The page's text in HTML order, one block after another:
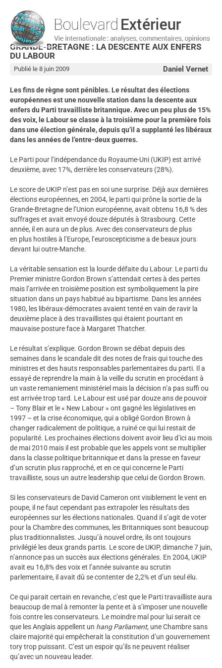
GRANDE-BRETAGNE : LA DESCENTE AUX ENFERS
DU LABOUR
Daniel Vernet
Publié le 8 juin 2009
Les fins de règne sont pénibles. Le résultat des élections
européennes est une nouvelle station dans la descente aux
enfers du Parti travailliste britannique. Avec un peu plus de 15%
des voix, le Labour se classe à la troisième pour la première fois
dans une élection générale, depuis qu’il a supplanté les libéraux
dans les années de l’entre-deux guerres.
Le Parti pour l’indépendance du Royaume-Uni (UKIP) est arrivé
deuxième, avec 17%, derrière les conservateurs (28%).
Le score de UKIP n’est pas en soi une surprise. Déjà aux dernières
élections européennes, en 2004, le parti qui prône la sortie de la
Grande-Bretagne de l’Union européenne, avait obtenu 16,8 % des
suffrages et avait envoyé douze députés à Strasbourg. Cette
année, il en aura un de plus. Avec des conservateurs de plus
en plus hostiles à l’Europe, l’euroscepticisme a de beaux jours
devant lui outre-Manche.
La véritable sensation est la lourde défaite du Labour. Le parti du
Premier ministre Gordon Brown s’attendait certes à des pertes
mais l’arrivée en troisième position est symboliquement la pire
situation dans un pays habitué au bipartisme. Dans les années
1980, les libéraux-démocrates avaient tenté en vain de ravir la
deuxième place à des travaillistes qui étaient pourtant en
mauvaise posture face à Margaret Thatcher.
Le résultat s’explique. Gordon Brown se débat depuis des
semaines dans le scandale dit des notes de frais qui touche des
ministres et des hauts responsables parlementaires du parti. Il a
essayé de reprendre la main à la veille du scrutin en procédant à
un vaste remaniement ministériel mais la décision n’a pas suffi ou
est arrivée trop tard. Le Labour est usé par douze ans de pouvoir
– Tony Blair et le « New Labour » ont gagné les législatives en
1997 – et la crise économique, qui a obligé Gordon Brown à
changer radicalement de politique, a ruiné ce qui lui restait de
popularité. Les prochaines élections doivent avoir lieu d’ici au mois
de mai 2010 mais il est probable que les appels vont se multiplier
dans la classe politique britannique et dans la presse en faveur
d’un scrutin plus rapproché, et en ce qui concerne le Parti
travailliste, sous un autre leadership que celui de Gordon Brown.
Si les conservateurs de David Cameron ont visiblement le vent en
poupe, il ne faut cependant pas extrapoler les résultats des
européennes sur les élections nationales. Quand il s’agit de voter
pour la Chambre des communes, les Britanniques sont beaucoup
plus traditionnalistes. Jusqu’à nouvel ordre, ils ont toujours
privilégié les deux grands partis. Le score de UKIP, dimanche 7 juin,
n’annonce pas un succès aux élections générales. En 2004, UKIP
avait eu 16,8% des voix et l’année suivante au scrutin
parlementaire, il avait dû se contenter de 2,2% et d’un seul élu.
Ce qui parait certain en revanche, c’est que le Parti travailliste aura
beaucoup de mal à remonter la pente et à s’imposer une nouvelle
fois contre les conservateurs. Le moindre mal pour lui serait ce
que les Anglais appellent un hang Parliament, une Chambre sans
claire majorité qui empêcherait la constitution d’un gouvernement
tory trop puissant. C’est un espoir qu’ils ne peuvent réaliser
qu’avec un nouveau leader.